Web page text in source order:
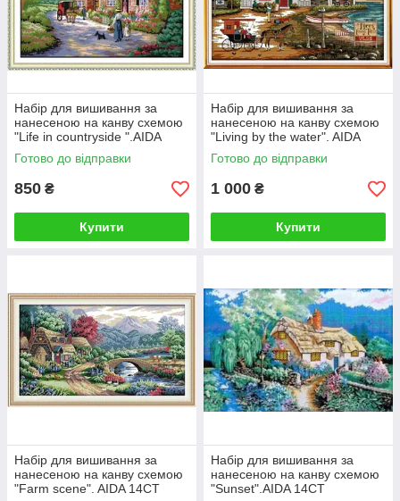
Набір для вишивання за
нанесеною на канву схемою
"Life in countryside ".AIDA
14CT printed , 47*36 см
Готово до відправки
850 ₴
Купити
Набір для вишивання за
нанесеною на канву схемою
"Living by the water". AIDA
14CT printed 54*41 см
Готово до відправки
1 000 ₴
Купити
Набір для вишивання за
нанесеною на канву схемою
"Farm scene". AIDA 14CT
Набір для вишивання за
нанесеною на канву схемою
"Sunset".AIDA 14CT